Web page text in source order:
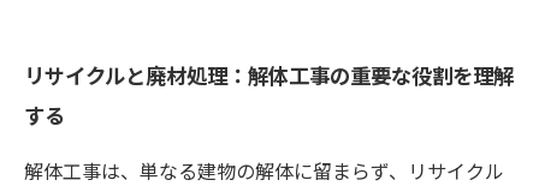
リサイクルと廃材処理：解体工事の重要な役割を理解
する
解体工事は、単なる建物の解体に留まらず、リサイクル